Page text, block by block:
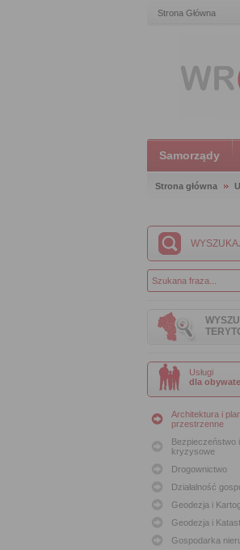
Strona Główna
Samorządy
Strona główna
Usługi
dla
Architektura i
przestrzenne
Bezpieczeństwo
kryzysowe
Drogownictwo
Działalność
Geodezja i
Geodezja i
Gospodarka